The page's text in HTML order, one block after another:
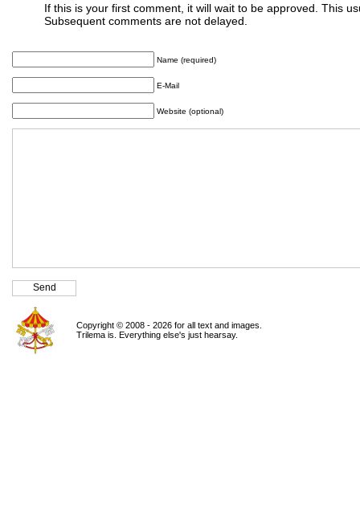
If this is your first comment, it will wait to be approved. This
Subsequent comments are not delayed.
Name (required)
E-Mail
Website (optional)
Copyright © 2008 - 2026 for all text and images.
Trilema is. Everything else's just hearsay.